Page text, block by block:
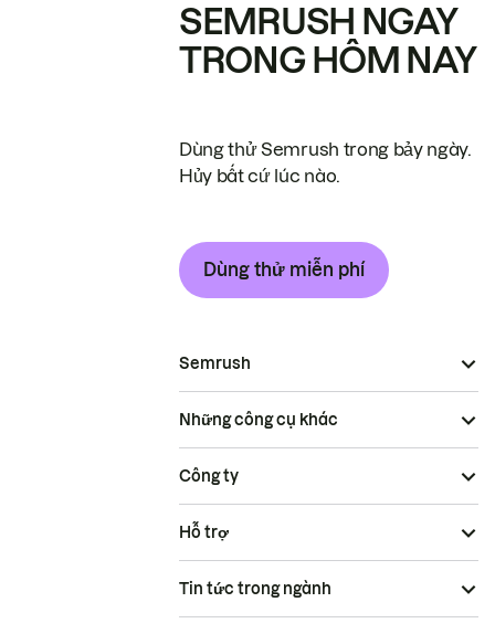
SEMRUSH NGAY
TRONG HÔM NAY
Dùng thử Semrush trong bảy ngày.
Hủy bất cứ lúc nào.
Dùng thử miễn phí
Semrush
Những công cụ khác
Công ty
Hỗ trợ
Tin tức trong ngành